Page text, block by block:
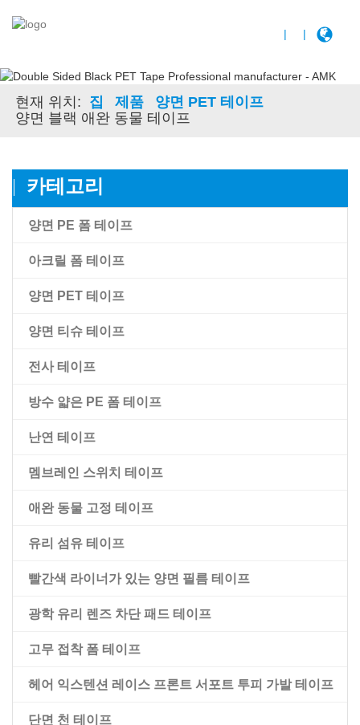
| |
현재 위치: 집 제품
양면 PET 테이프
양면 블랙 애완 동물 테이프
카테고리
양면 PE 폼 테이프
아크릴 폼 테이프
아크릴 폼 테이프
Amk 고접착 아크릴 폼 테이프
양면 PET 테이프
양면 투명 애완 동물 필름 테이프
양면 블랙 애완 동물 테이프
빨간색 걸레 라이너가 있는 양면 애완 동물 테이프
양면 티슈 테이프
전사 테이프
방수 얇은 PE 폼 테이프
난연 테이프
멤브레인 스위치 테이프
애완 동물 고정 테이프
유리 섬유 테이프
빨간색 라이너가 있는 양면 필름 테이프
광학 유리 렌즈 차단 패드 테이프
고무 접착 폼 테이프
헤어 익스텐션 레이스 프론트 서포트 투피 가발 테이프
가발 양면 테이프
단면 천 테이프